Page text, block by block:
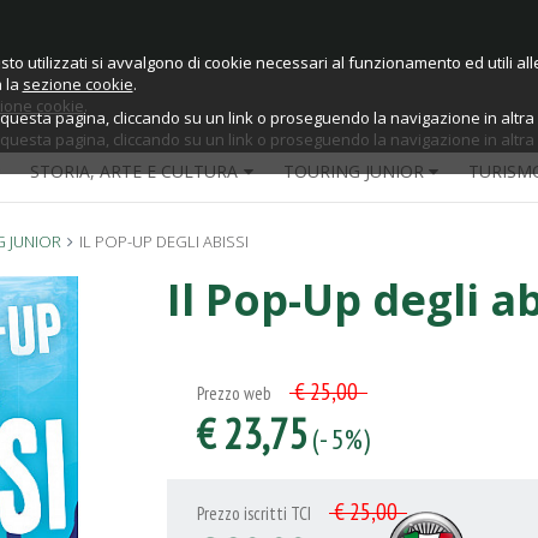
utilizzati si avvalgono di cookie necessari al funzionamento ed utili
cookie.
pagina, cliccando su un link o proseguendo la navigazione in altra
utilizzati si avvalgono di cookie necessari al funzionamento ed utili
la sezione cookie.
pagina, cliccando su un link o proseguendo la navigazione in
STORIA, ARTE E CULTURA TOURING JUNIOR
JUNIOR IL POP-UP DEGLI ABISSI
Il Pop-Up degli
Prezzo web € 25,00
€ 23,75(- 5%)
Prezzo iscritti TCI € 25,00